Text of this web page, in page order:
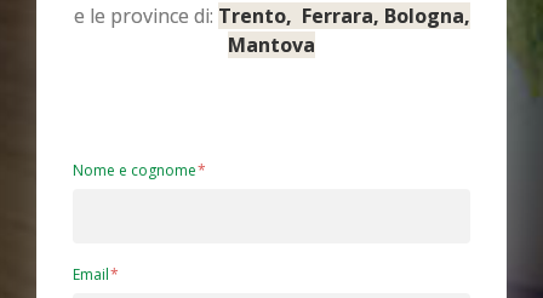
e le province di: Trento, Ferrara, Bologna,
Mantova
Nome e cognome
Email